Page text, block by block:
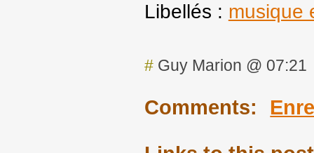
Libellés : musique
#Guy Marion @ 07:21
Comments: